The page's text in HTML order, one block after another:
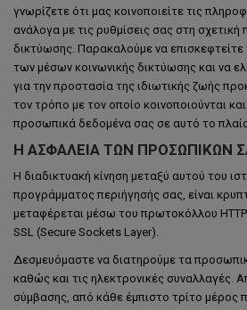
γνωρίζετε ότι μας κοινοποιείτε τις
ανάλογα με τις ρυθμίσεις σας στη
δικτύωσης. Παρακαλούμε να
των μέσων κοινωνικής δικτύωσης και να
για την προστασία της ιδιωτικής ζωής
τον τρόπο με τον οποίο κοινοποιούνται
προσωπικά δεδομένα σας σε αυτό το
Η ΑΣΦΆΛΕΙΑ ΤΩΝ ΠΡΟΣΩΠΙΚΏΝ
Η διαδικτυακή κίνηση μεταξύ αυτού του
προγράμματος περιήγησής σας, είναι
μεταφέρεται μέσω του πρωτοκόλλου
SSL (Secure Sockets Layer).
Δεσμευόμαστε να διατηρούμε τα
καθώς και τις ηλεκτρονικές συναλλαγές.
σύμβασης, από κάθε έμπιστο τρίτο μέρος